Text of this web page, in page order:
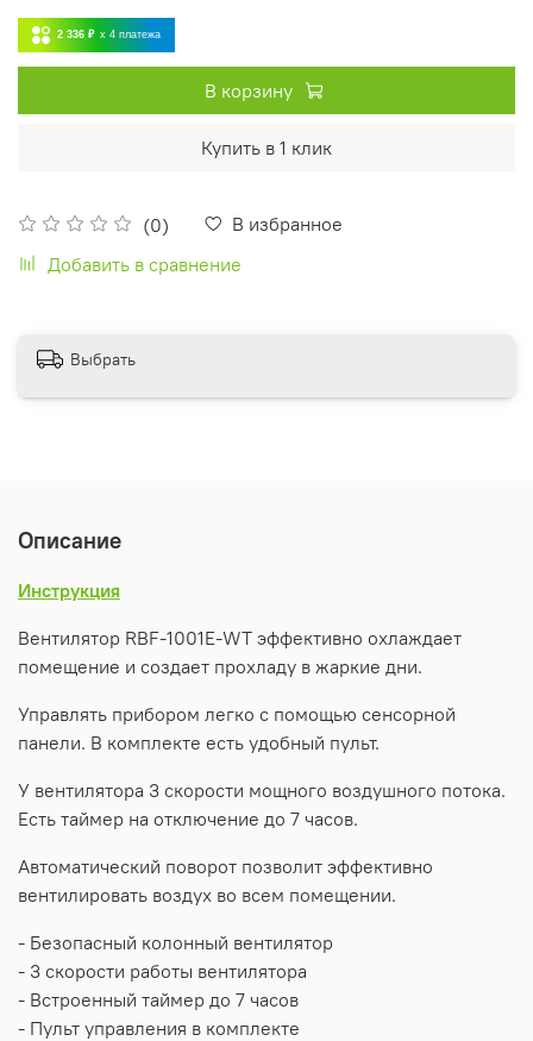
(0)
В избранное
Добавить в сравнение
2 336 ₽ x 4 платежа
В корзину
Купить в 1 клик
Выбрать
Описание
Инструкция
Вентилятор RBF-1001E-WT эффективно охлаждает
помещение и создает прохладу в жаркие дни.
Управлять прибором легко с помощью сенсорной
панели. В комплекте есть удобный пульт.
У вентилятора 3 скорости мощного воздушного потока.
Есть таймер на отключение до 7 часов.
Автоматический поворот позволит эффективно
вентилировать воздух во всем помещении.
- Безопасный колонный вентилятор
- 3 скорости работы вентилятора
- Встроенный таймер до 7 часов
- Пульт управления в комплекте